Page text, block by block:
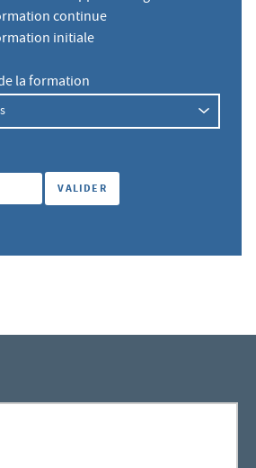
continue
initiale
la formation